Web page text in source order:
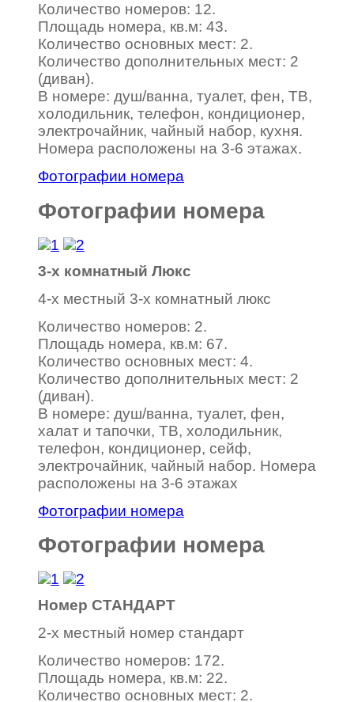
Количество номеров: 12.
Площадь номера, кв.м: 43.
Количество основных мест: 2.
Количество дополнительных мест: 2
(диван).
В номере: душ/ванна, туалет, фен, ТВ,
холодильник, телефон, кондиционер,
электрочайник, чайный набор, кухня.
Номера расположены на 3-6 этажах.
Фотографии номера
Фотографии номера
3-х комнатный Люкс
4-х местный 3-х комнатный люкс
Количество номеров: 2.
Площадь номера, кв.м: 67.
Количество основных мест: 4.
Количество дополнительных мест: 2
(диван).
В номере: душ/ванна, туалет, фен,
халат и тапочки, ТВ, холодильник,
телефон, кондиционер, сейф,
электрочайник, чайный набор. Номера
расположены на 3-6 этажах
Фотографии номера
Фотографии номера
Номер СТАНДАРТ
2-х местный номер стандарт
Количество номеров: 172.
Площадь номера, кв.м: 22.
Количество основных мест: 2.